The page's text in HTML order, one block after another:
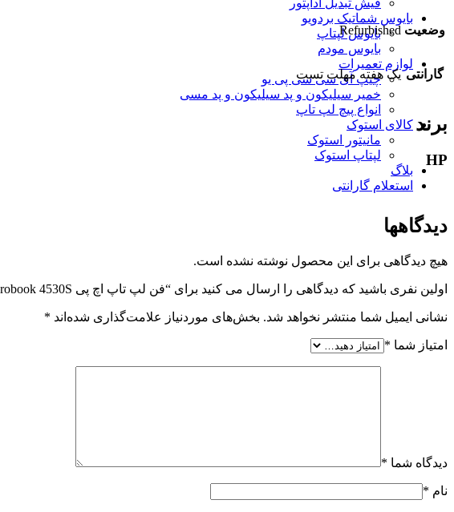
بایوس شماتیک بردویو
بایوس لپتاپ
بایوس مودم
لوازم تعمیرات
چیپ آی سی سی پی یو
خمیر سیلیکون و پد سیلیکون و پد مسی
انواع پیچ لپ تاپ
کالای استوک
مانیتور استوک
لپتاپ استوک
بلاگ
استعلام گارانتی
وضعیت Refurbished
گارانتی یک هفته مهلت تست
برند
HP
دیدگاهها
هیچ دیدگاهی برای این محصول نوشته نشده است.
اولین نفری باشید که دیدگاهی را ارسال می کنید برای “فن لپ تاپ اچ پی Probook 4530S”
نشانی ایمیل شما منتشر نخواهد شد. بخش‌های موردنیاز علامت‌گذاری شده‌اند *
امتیاز شما *
دیدگاه شما *
نام *